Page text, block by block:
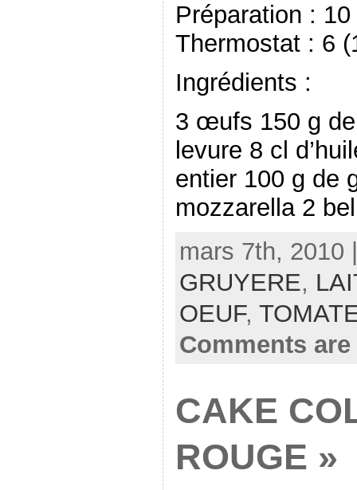
Préparation :
Thermostat : 6
Ingrédients :
3 œufs 150 g
levure 8 cl
entier 100 g de
mozzarella 2
mars 7th, 2010
GRUYERE,
OEUF,
Comments
CAKE
ROUGE »